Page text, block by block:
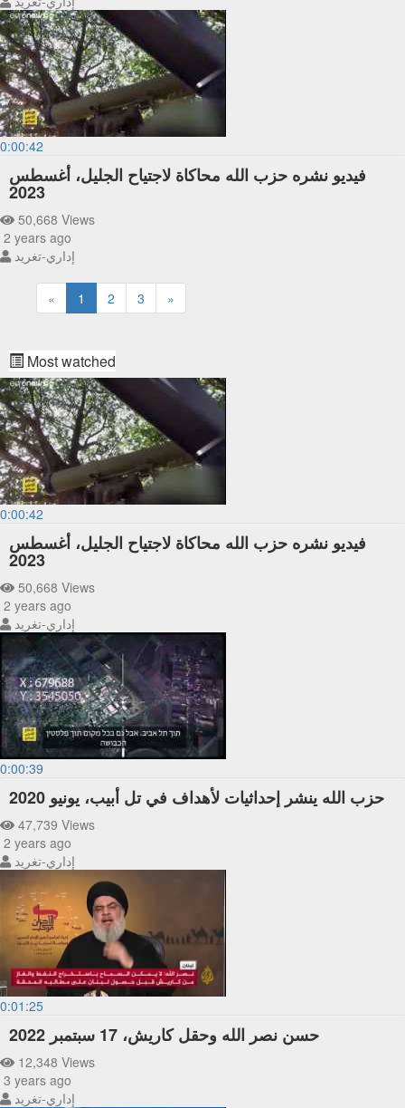
0:00:42
فيديو نشره حزب الله محاكاة لاجتياح الجليل، أغسطس
2023
50,668 Views
2 years ago
إداري-تغريد
« 1 2 3 »
Most watched
0:00:42
فيديو نشره حزب الله محاكاة لاجتياح الجليل، أغسطس
2023
50,668 Views
2 years ago
إداري-تغريد
0:00:39
حزب الله ينشر إحداثيات لأهداف في تل أبيب، يونيو 2020
47,739 Views
2 years ago
إداري-تغريد
0:01:25
حسن نصر الله وحقل كاريش، 17 سبتمبر 2022
12,348 Views
3 years ago
إداري-تغريد